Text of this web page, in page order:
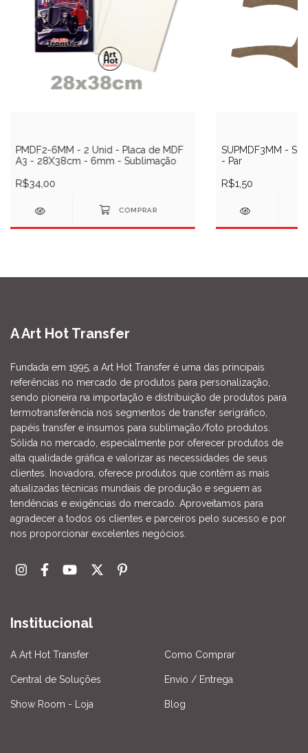
PMDF2-6MM - 2 Unid - Placa de MDF
A3 - 28X38cm - 6mm - Sublimação
R$34,00
SUPMDF3MM -
- Par
R$1,50
A Art Hot Transfer
Fundada em 1995, a Art Hot Transfer é uma das principais
referências no mercado de produtos para personalização,
sendo pioneira na importação e distribuição de produtos para
termotransferência nos segmentos de transfer serigráfico,
papéis transfer e insumos para sublimação/foto produtos.
Sólida no mercado, especialmente por oferecer produtos de
alta qualidade gráfica e valorizar as necessidades de seus
clientes. Inovadora, oferece produtos que contêm as mais
atualizadas técnicas mundiais de produção e seguem as
tendências e exigências do mercado. Aproveitamos para
agradecer a todos os clientes e parceiros pelo sucesso e por
nos proporcionar excelentes negócios.
Institucional
A Art Hot Transfer Como Comprar
Central de Soluções Envio / Entrega
Show Room - Loja Blog